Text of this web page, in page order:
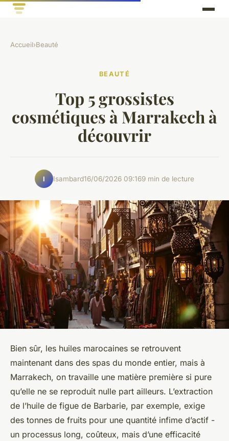
Accueil›Beauté
BEAUTÉ
Top 5 grossistes
cosmétiques à Marrakech à
découvrir
I Isambard16/06/2026 09:169 min de lecture
Bien sûr, les huiles marocaines se retrouvent
maintenant dans des spas du monde entier, mais à
Marrakech, on travaille une matière première si pure
qu’elle ne se reproduit nulle part ailleurs. L’extraction
de l’huile de figue de Barbarie, par exemple, exige
des tonnes de fruits pour une quantité infime d’actif -
un processus long, coûteux, mais d’une efficacité